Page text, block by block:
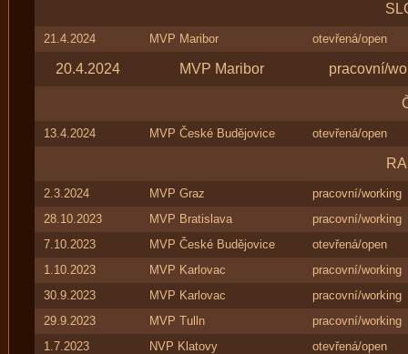
21.4.2024 MVP Maribor otevřená/open
20.4.2024 MVP Maribor pracovní/
13.4.2024 MVP České Budějovice otevřená/open
2.3.2024 MVP Graz
pracovní/working
28.10.2023
MVP Bratislava
pracovní/working
7.10.2023
MVP České Budějovice
otevřená/open
1.10.2023
MVP Karlovac
pracovní/working
30.9.2023
MVP Karlovac
pracovní/working
29.9.2023
MVP Tulln
pracovní/working
1.7.2023
NVP Klatovy
otevřená/open